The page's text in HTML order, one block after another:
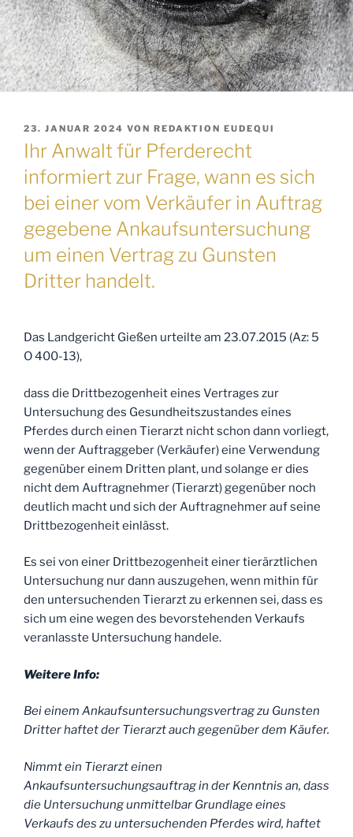
VERÖFFENTLICHT
AM
23. JANUAR 2024 VON REDAKTION EUDEQUI
Ihr Anwalt für Pferderecht
informiert zur Frage, wann es sich
bei einer vom Verkäufer in Auftrag
gegebene Ankaufsuntersuchung
um einen Vertrag zu Gunsten
Dritter handelt.
Das Landgericht Gießen urteilte am 23.07.2015 (Az: 5
O 400-13),
dass die Drittbezogenheit eines Vertrages zur
Untersuchung des Gesundheitszustandes eines
Pferdes durch einen Tierarzt nicht schon dann vorliegt,
wenn der Auftraggeber (Verkäufer) eine Verwendung
gegenüber einem Dritten plant, und solange er dies
nicht dem Auftragnehmer (Tierarzt) gegenüber noch
deutlich macht und sich der Auftragnehmer auf seine
Drittbezogenheit einlässt.
Es sei von einer Drittbezogenheit einer tierärztlichen
Untersuchung nur dann auszugehen, wenn mithin für
den untersuchenden Tierarzt zu erkennen sei, dass es
sich um eine wegen des bevorstehenden Verkaufs
veranlasste Untersuchung handele.
Weitere Info:
Bei einem Ankaufsuntersuchungsvertrag zu Gunsten
Dritter haftet der Tierarzt auch gegenüber dem Käufer.
Nimmt ein Tierarzt einen
Ankaufsuntersuchungsauftrag in der Kenntnis an, dass
die Untersuchung unmittelbar Grundlage eines
Verkaufs des zu untersuchenden Pferdes wird, haftet